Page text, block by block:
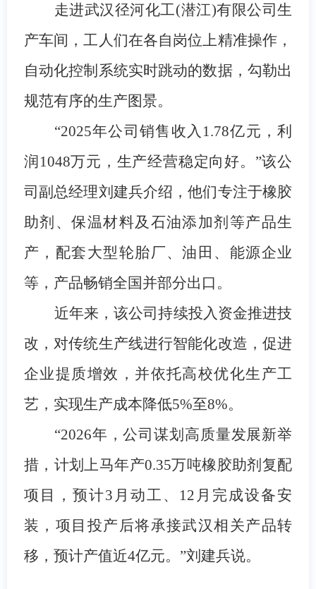
走进武汉径河化工(潜江)有限公司生
产车间，工人们在各自岗位上精准操作，
自动化控制系统实时跳动的数据，勾勒出
规范有序的生产图景。
“2025年公司销售收入1.78亿元，利
润1048万元，生产经营稳定向好。”该公
司副总经理刘建兵介绍，他们专注于橡胶
助剂、保温材料及石油添加剂等产品生
产，配套大型轮胎厂、油田、能源企业
等，产品畅销全国并部分出口。
近年来，该公司持续投入资金推进技
改，对传统生产线进行智能化改造，促进
企业提质增效，并依托高校优化生产工
艺，实现生产成本降低5%至8%。
“2026年，公司谋划高质量发展新举
措，计划上马年产0.35万吨橡胶助剂复配
项目，预计3月动工、12月完成设备安
装，项目投产后将承接武汉相关产品转
移，预计产值近4亿元。”刘建兵说。